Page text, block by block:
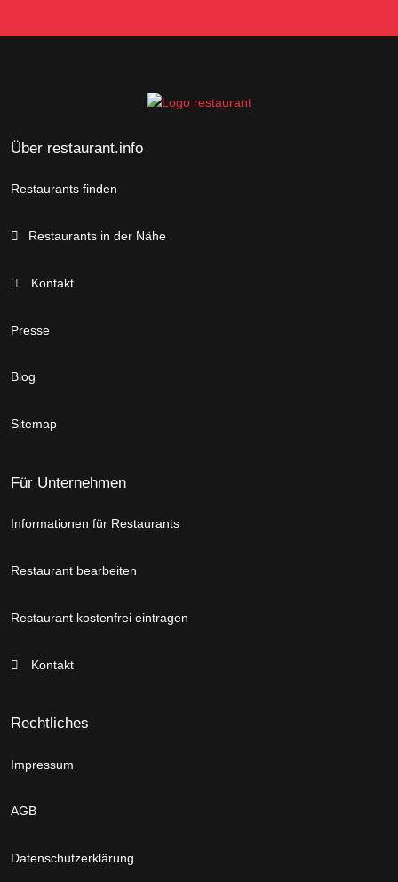
Über restaurant.info
Restaurants finden
Restaurants in der Nähe
Kontakt
Presse
Blog
Sitemap
Für Unternehmen
Informationen für Restaurants
Restaurant bearbeiten
Restaurant kostenfrei eintragen
Kontakt
Rechtliches
Impressum
AGB
Datenschutzerklärung